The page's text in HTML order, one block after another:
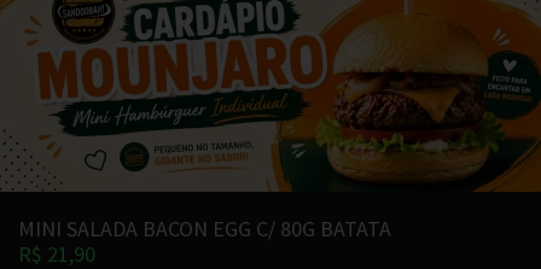
MINI SALADA BACON EGG C/ 80G BATATA
R$ 21,90